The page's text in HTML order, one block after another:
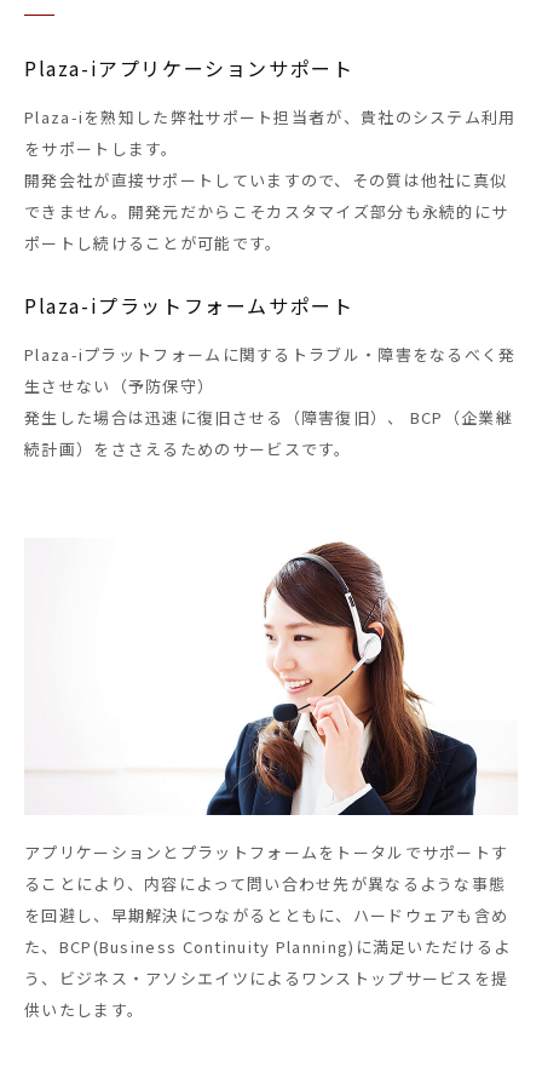
Plaza-iアプリケーションサポート
Plaza-iを熟知した弊社サポート担当者が、貴社のシステム利用
をサポートします。
開発会社が直接サポートしていますので、その質は他社に真似
できません。開発元だからこそカスタマイズ部分も永続的にサ
ポートし続けることが可能です。
Plaza-iプラットフォームサポート
Plaza-iプラットフォームに関するトラブル・障害をなるべく発
生させない（予防保守）
発生した場合は迅速に復旧させる（障害復旧）、 BCP（企業継
続計画）をささえるためのサービスです。
アプリケーションとプラットフォームをトータルでサポートす
ることにより、内容によって問い合わせ先が異なるような事態
を回避し、早期解決につながるとともに、ハードウェアも含め
た、BCP(Business Continuity Planning)に満足いただけるよ
う、ビジネス・アソシエイツによるワンストップサービスを提
供いたします。